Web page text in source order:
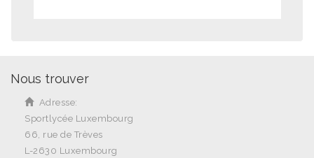
Nous trouver
Adresse:
Sportlycée Luxembourg
66, rue de Trèves
L-2630 Luxembourg